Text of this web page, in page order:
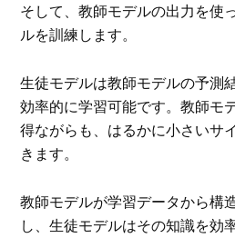
そして、教師モデルの出力を使
ルを訓練します。
生徒モデルは教師モデルの予測
効率的に学習可能です。教師モ
得ながらも、はるかに小さいサ
きます。
教師モデルが学習データから構
し、生徒モデルはその知識を効